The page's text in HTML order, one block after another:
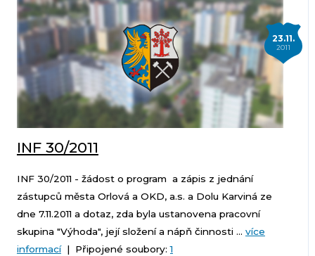
23.11.
2011
INF 30/2011
INF 30/2011 - žádost o program a zápis z jednání
zástupců města Orlová a OKD, a.s. a Dolu Karviná ze
dne 7.11.2011 a dotaz, zda byla ustanovena pracovní
skupina "Výhoda", její složení a nápň činnosti ... více
informací| Připojené soubory:1